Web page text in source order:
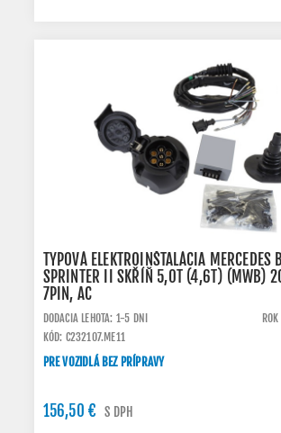
TYPOVÁ ELEKTROINŠTALÁCIA MERCEDES
SPRINTER II SKŘÍŇ 5,0T (4,6T) (MWB)
7PIN, AC
DODACIA LEHOTA: 1-5 DNI
KÓD: C232107.ME11
PRE VOZIDLÁ BEZ PRÍPRAVY
156,50 € S DPH